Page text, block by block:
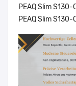
PEAQ Slim
PEAQ Slim S130-